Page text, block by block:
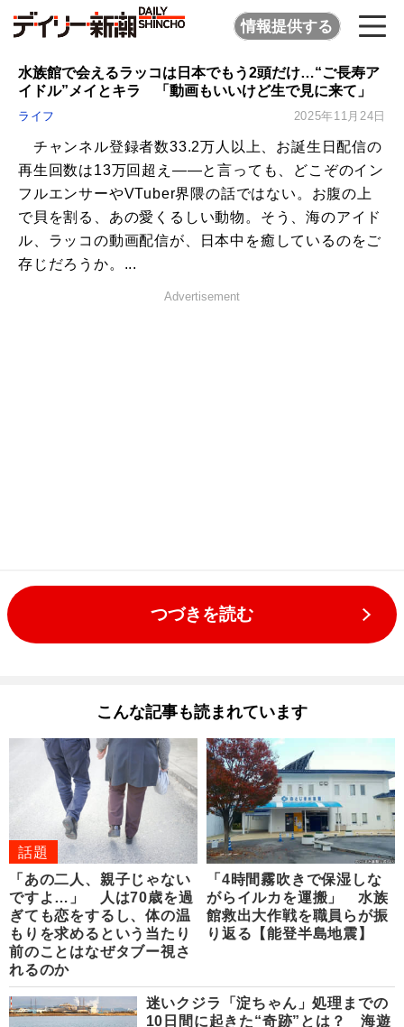
情報提供する
水族館で会えるラッコは日本でもう2頭だけ…“ご長寿ア
イドル”メイとキラ 「動画もいいけど生で見に来て」
ライフ 2025年11月24日
チャンネル登録者数33.2万人以上、お誕生日配信の
再生回数は13万回超え――と言っても、どこぞのイン
フルエンサーやVTuber界隈の話ではない。お腹の上
で貝を割る、あの愛くるしい動物。そう、海のアイド
ル、ラッコの動画配信が、日本中を癒しているのをご
存じだろうか。...
Advertisement
つづきを読む
こんな記事も読まれています
話題
「あの二人、親子じゃない
ですよ…」 人は70歳を過
ぎても恋をするし、体の温
もりを求めるという当たり
前のことはなぜタブー視さ
れるのか
「4時間霧吹きで保湿しな
がらイルカを運搬」 水族
館救出大作戦を職員らが振
り返る【能登半島地震】
迷いクジラ「淀ちゃん」処理までの
10日間に起きた“奇跡”とは？ 海遊